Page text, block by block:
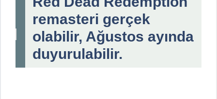
remasteri gerçek
olabilir, Ağustos ayında
duyurulabilir.